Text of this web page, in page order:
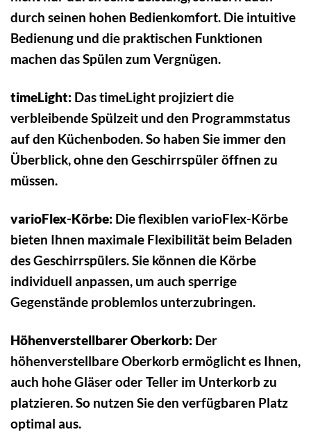
durch seinen hohen Bedienkomfort. Die intuitive
Bedienung und die praktischen Funktionen
machen das Spülen zum Vergnügen.
timeLight: Das timeLight projiziert die
verbleibende Spülzeit und den Programmstatus
auf den Küchenboden. So haben Sie immer den
Überblick, ohne den Geschirrspüler öffnen zu
müssen.
varioFlex-Körbe: Die flexiblen varioFlex-Körbe
bieten Ihnen maximale Flexibilität beim Beladen
des Geschirrspülers. Sie können die Körbe
individuell anpassen, um auch sperrige
Gegenstände problemlos unterzubringen.
Höhenverstellbarer Oberkorb: Der
höhenverstellbare Oberkorb ermöglicht es Ihnen,
auch hohe Gläser oder Teller im Unterkorb zu
platzieren. So nutzen Sie den verfügbaren Platz
optimal aus.